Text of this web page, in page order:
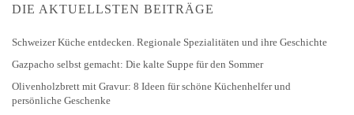
DIE AKTUELLSTEN BEITRÄGE
Schweizer Küche entdecken. Regionale Spezialitäten und ihre Geschichte
Gazpacho selbst gemacht: Die kalte Suppe für den Sommer
Olivenholzbrett mit Gravur: 8 Ideen für schöne Küchenhelfer und
persönliche Geschenke